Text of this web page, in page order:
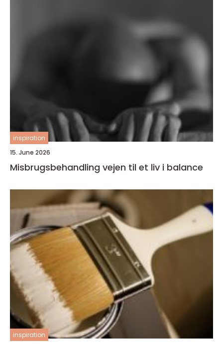
inspiration
15. June 2026
Misbrugsbehandling vejen til et liv i balance
inspiration